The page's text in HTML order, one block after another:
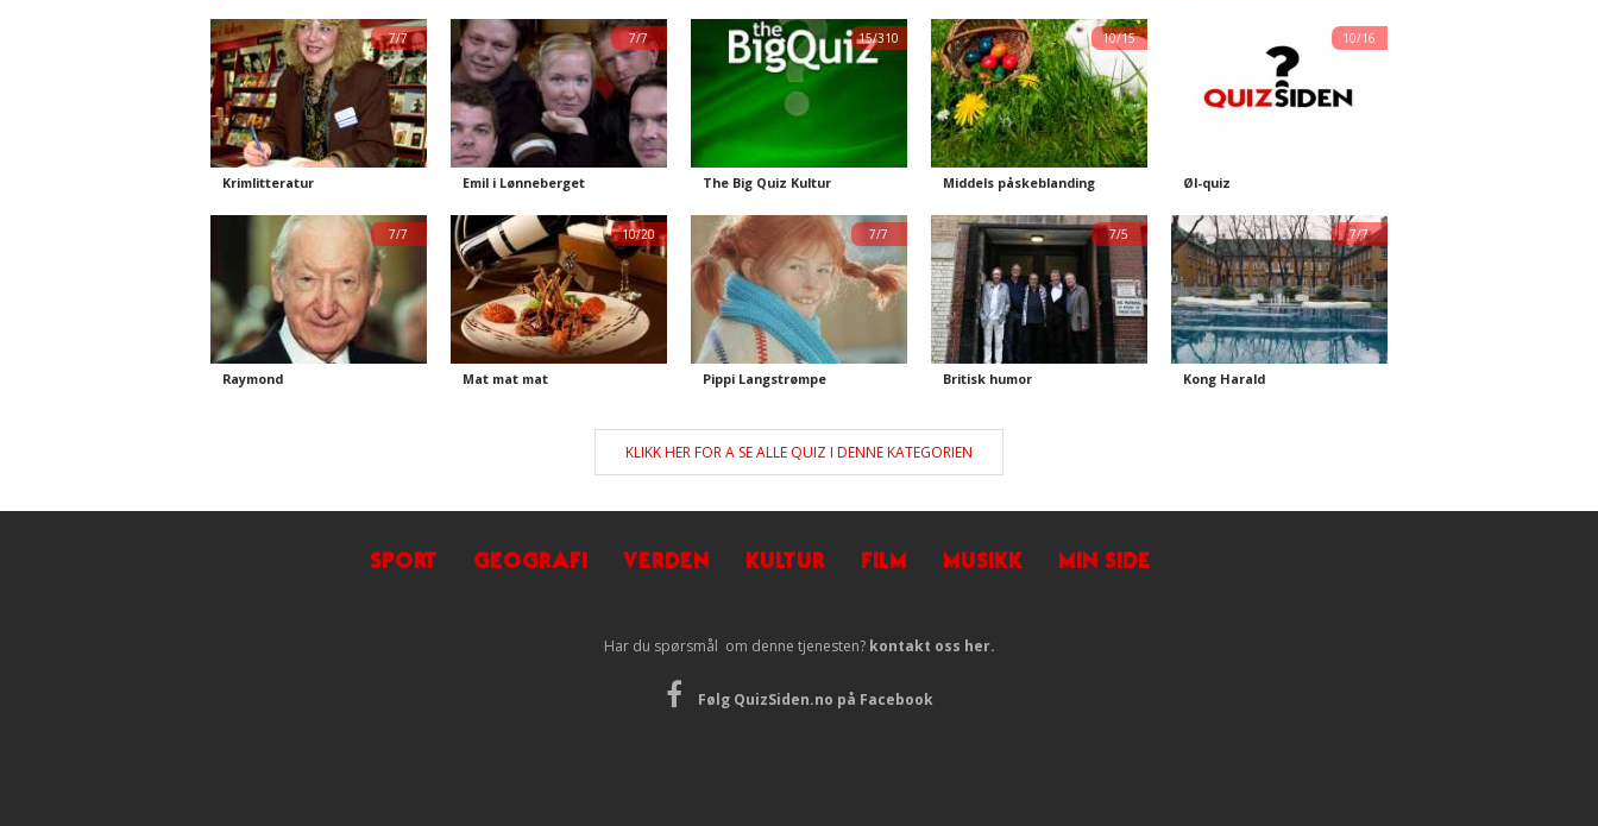
Krimlitteratur
7/7
Emil i Lønneberget
7/7
The Big Quiz Kultur
15/310
Middels påskeblanding
10/15
Øl-quiz
10/16
Raymond
7/7
Mat mat mat
10/20
Pippi Langstrømpe
7/7
Britisk humor
7/5
Kong Harald
7/7
KLIKK HER FOR A SE ALLE QUIZ I DENNE KATEGORIEN
SPORT GEOGRAFI VERDEN KULTUR FILM MUSIKK MIN SIDE
Har du spørsmål om denne tjenesten? kontakt oss her.
Følg QuizSiden.no på Facebook